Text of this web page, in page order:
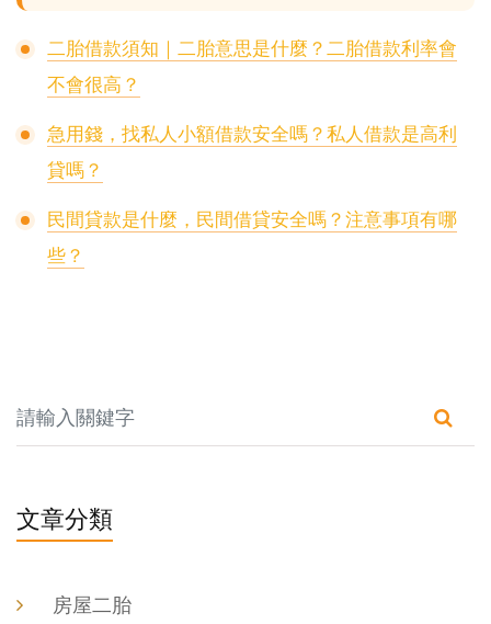
二胎借款須知｜二胎意思是什麼？二胎借款利率會
不會很高？
急用錢，找私人小額借款安全嗎？私人借款是高利
貸嗎？
民間貸款是什麼，民間借貸安全嗎？注意事項有哪
些？
文章分類
房屋二胎